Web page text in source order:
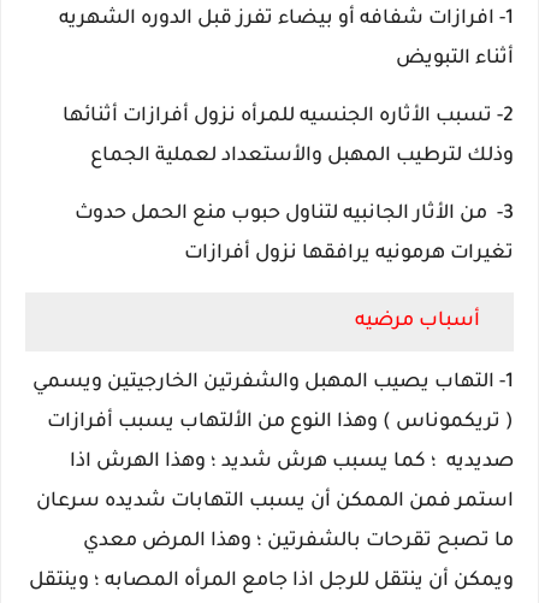
1- افرازات شفافه أو بيضاء تفرز قبل الدوره الشهريه
أثناء التبويض
2- تسبب الأثاره الجنسيه للمرأه نزول أفرازات أثنائها
وذلك لترطيب المهبل والأستعداد لعملية الجماع
3- من الأثار الجانبيه لتناول حبوب منع الحمل حدوث
تغيرات هرمونيه يرافقها نزول أفرازات
أسباب مرضيه
1- التهاب يصيب المهبل والشفرتين الخارجيتين ويسمي
( تريكموناس ) وهذا النوع من الألتهاب يسبب أفرازات
صديديه ؛ كما يسبب هرش شديد ؛ وهذا الهرش اذا
استمر فمن الممكن أن يسبب التهابات شديده سرعان
ما تصبح تقرحات بالشفرتين ؛ وهذا المرض معدي
ويمكن أن ينتقل للرجل اذا جامع المرأه المصابه ؛ وينتقل